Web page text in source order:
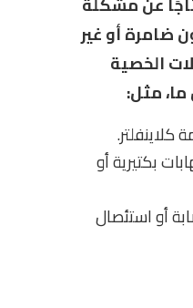
ضامرة أو غير
الخصية
ما، مثل:
كلاينفلتر.
بكتيرية أو
أو استئصال